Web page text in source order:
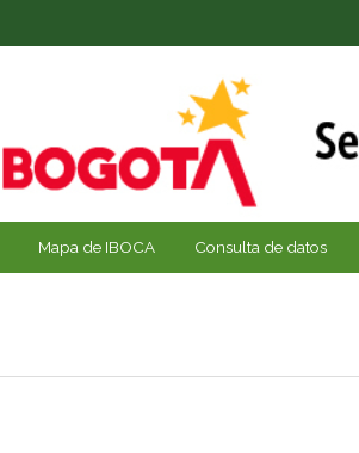
Mapa de IBOCA Consulta de datos